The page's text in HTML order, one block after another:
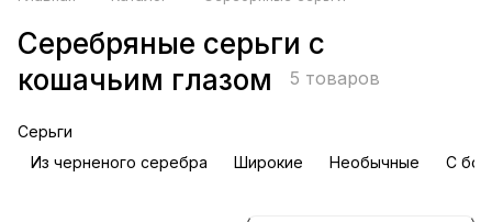
Серебряные серьги с
кошачьим глазом
5 товаров
Серьги
Из черненого серебра
Широкие Необычные С